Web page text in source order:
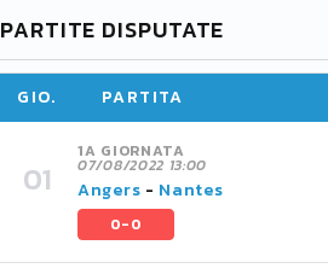
PARTITE DISPUTATE
GIO. PARTITA
1A GIORNATA
07/08/2022 13:00
Angers - Nantes
0-0